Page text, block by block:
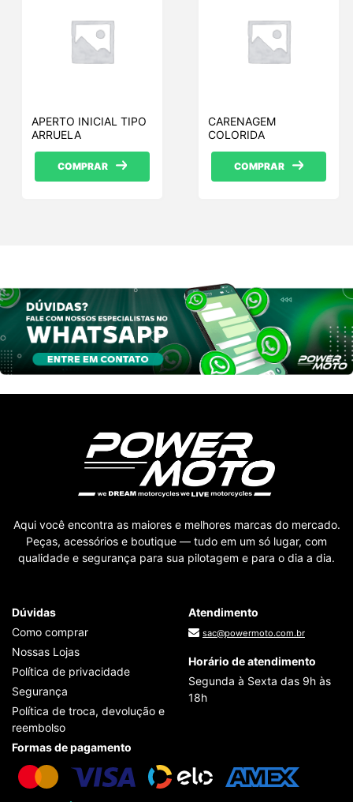
APERTO INICIAL TIPO
ARRUELA
COMPRAR
CARENAGEM
COLORIDA
COMPRAR
Aqui você encontra as maiores e melhores marcas do mercado.
Peças, acessórios e boutique — tudo em um só lugar, com
qualidade e segurança para sua pilotagem e para o dia a dia.
Dúvidas
Como comprar
Nossas Lojas
Política de privacidade
Segurança
Política de troca, devolução e
reembolso
Atendimento
sac@powermoto.com.br
Horário de atendimento
Segunda à Sexta das 9h às
18h
Formas de pagamento